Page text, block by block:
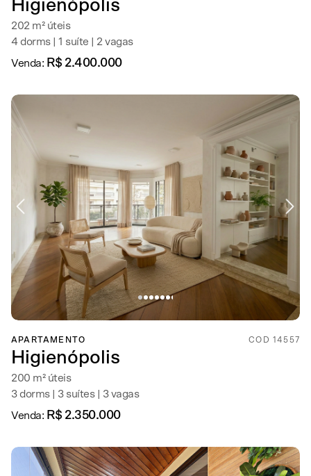
Higienópolis
202 m² úteis
4 dorms | 1 suíte | 2 vagas
Venda: R$ 2.400.000
APARTAMENTO COD 14557
Higienópolis
200 m² úteis
3 dorms | 3 suítes | 3 vagas
Venda: R$ 2.350.000